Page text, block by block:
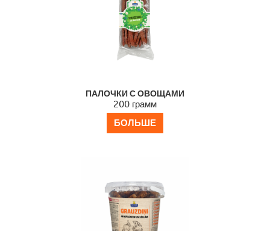
ПАЛОЧКИ С ОВОЩАМИ
200 грамм
БОЛЬШЕ